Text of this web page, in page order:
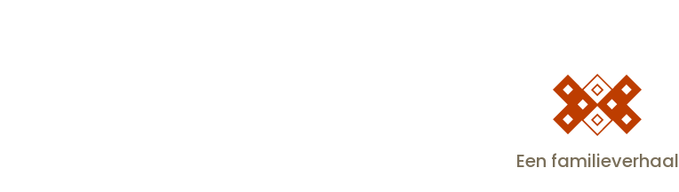
Een familieverhaal